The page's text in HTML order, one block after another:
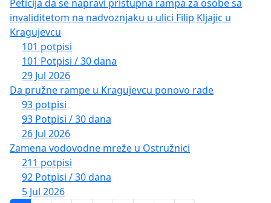
Peticija da se napravi pristupna rampa za osobe sa
invaliditetom na nadvoznjaku u ulici Filip Kljajic u
Kragujevcu
101 potpisi
101 Potpisi / 30 dana
29 Jul 2026
Da pružne rampe u Kragujevcu ponovo rade
93 potpisi
93 Potpisi / 30 dana
26 Jul 2026
Zamena vodovodne mreže u Ostružnici
211 potpisi
92 Potpisi / 30 dana
5 Jul 2026